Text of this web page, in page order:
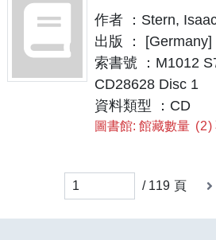
作者 ：Stern,
出版 ：
索書號 ：M1012
CD28628 Disc 1
資料類型 ：CD
圖書館: 館藏數量 2
/ 119 頁